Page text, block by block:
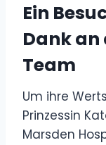
Ein
Dank
Team
Um ihre
Prinzessin
Marsden